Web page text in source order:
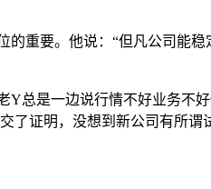
重要。他说：“但凡公司能稳
总是一边说行情不好业务不好
了证明，没想到新公司有所谓